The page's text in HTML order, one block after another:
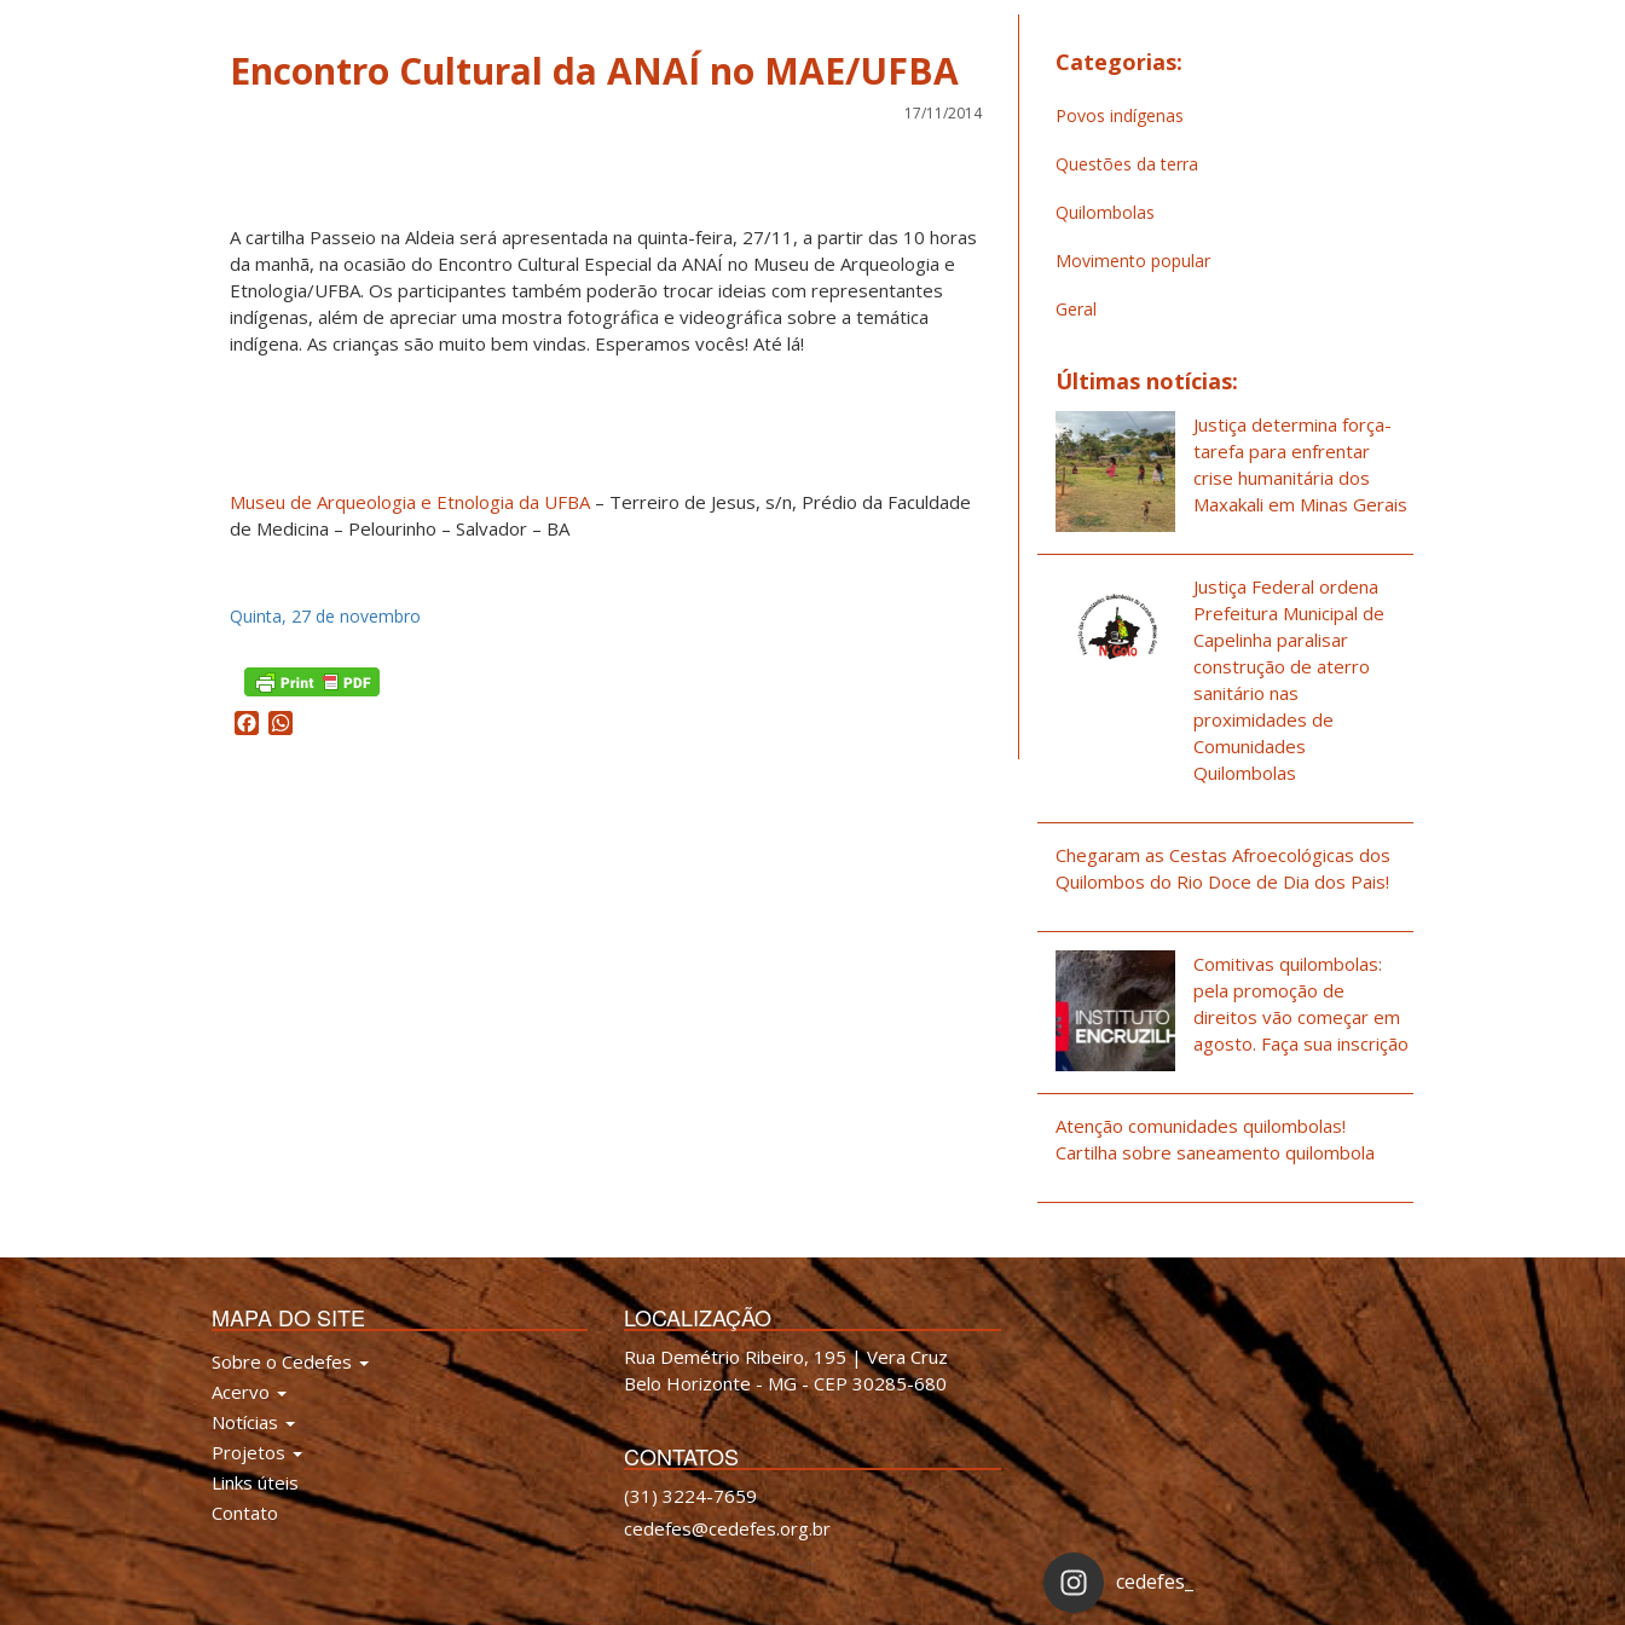
Encontro Cultural da ANAÍ no MAE/UFBA
17/11/2014
A cartilha Passeio na Aldeia será apresentada na quinta-feira, 27/11, a partir das 10 horas
da manhã, na ocasião do Encontro Cultural Especial da ANAÍ no Museu de Arqueologia e
Etnologia/UFBA. Os participantes também poderão trocar ideias com representantes
indígenas, além de apreciar uma mostra fotográfica e videográfica sobre a temática
indígena. As crianças são muito bem vindas. Esperamos vocês! Até lá!
Museu de Arqueologia e Etnologia da UFBA– Terreiro de Jesus, s/n, Prédio da Faculdade
de Medicina – Pelourinho – Salvador – BA
Quinta, 27 de novembro
Facebook
Categorias:
Povos indígenas
Questões da terra
Quilombolas
Movimento popular
Geral
Últimas notícias:
Justiça determina força-
tarefa para enfrentar
crise humanitária dos
Maxakali em Minas Gerais
Justiça Federal ordena
Prefeitura Municipal de
Capelinha paralisar
construção de aterro
sanitário nas
proximidades de
Comunidades
Quilombolas
Chegaram as Cestas Afroecológicas dos
Quilombos do Rio Doce de Dia dos Pais!
Comitivas quilombolas:
pela promoção de
direitos vão começar em
agosto. Faça sua inscrição
Atenção comunidades quilombolas!
Cartilha sobre saneamento quilombola
MAPA DO SITE
Sobre o Cedefes
Acervo
Notícias
Projetos
Links úteis
Contato
LOCALIZAÇÃO
Rua Demétrio Ribeiro, 195 | Vera Cruz
Belo Horizonte - MG - CEP 30285-680
CONTATOS
(31) 3224-7659
cedefes@cedefes.org.br
cedefes_